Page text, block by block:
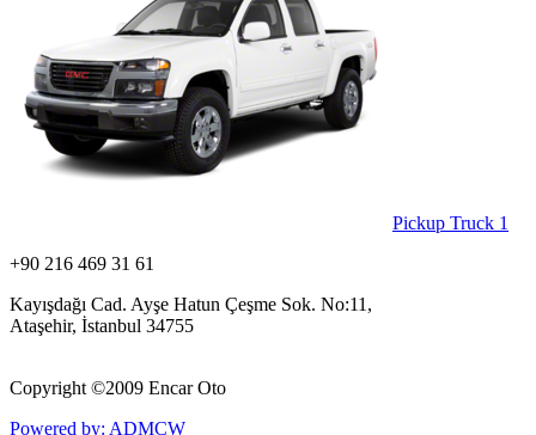
Pickup Truck 1
+90 216 469 31 61
Kayışdağı Cad. Ayşe Hatun Çeşme Sok. No:11,
Ataşehir, İstanbul 34755
Copyright ©2009 Encar Oto
Powered by: ADMCW